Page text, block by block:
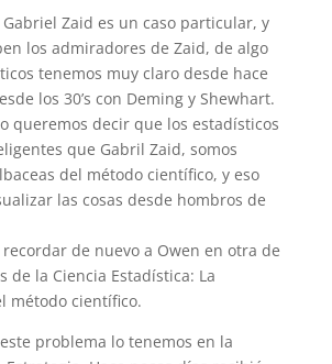
Zaid es un caso particular, y
los admiradores de Zaid, de algo
tenemos muy claro desde hace
los 30’s con Deming y Shewhart.
queremos decir que los estadísticos
que Gabril Zaid, somos
del método científico, y eso
las cosas desde hombros de
de nuevo a Owen en otra de
de la Ciencia Estadística: La
método científico.
problema lo tenemos en la